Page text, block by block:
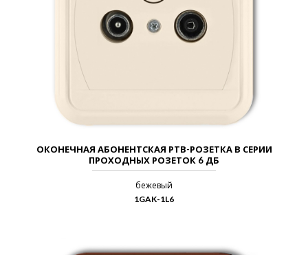
ОКОНЕЧНАЯ АБОНЕНТСКАЯ РТВ-РОЗЕТКА В СЕРИИ
ПРОХОДНЫХ РОЗЕТОК 6 ДБ
бежевый
1GAK-1L6